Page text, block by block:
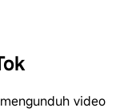
video